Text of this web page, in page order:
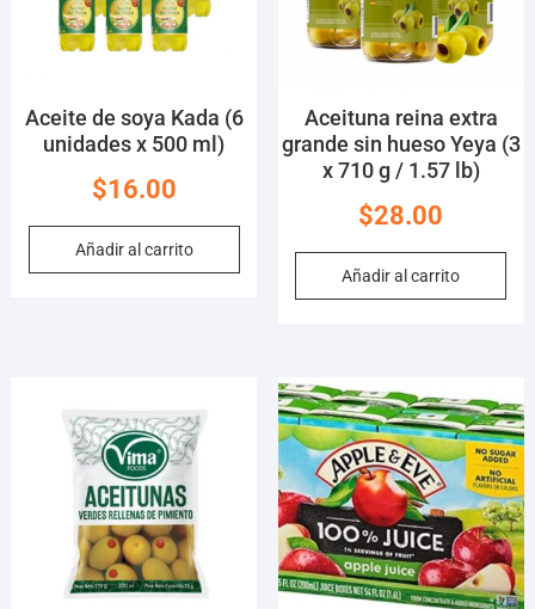
Aceite de soya Kada (6
unidades x 500 ml)
$16.00
Añadir al carrito
Aceituna reina extra
grande sin hueso Yeya (3
x 710 g / 1.57 lb)
$28.00
Añadir al carrito